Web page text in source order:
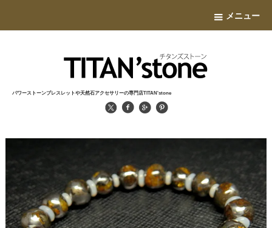
メニュー
パワーストーンブレスレットや天然石アクセサリーの専門店TITAN'stone